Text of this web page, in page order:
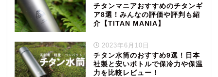
チタンマニアおすすめのチタンギ
ア8選！みんなの評価や評判も紹
介【TITAN MANIA】
2023年6月10日
チタン水筒のおすすめ9選！日本
社製と安いボトルで保冷力や保温
力を比較レビュー！